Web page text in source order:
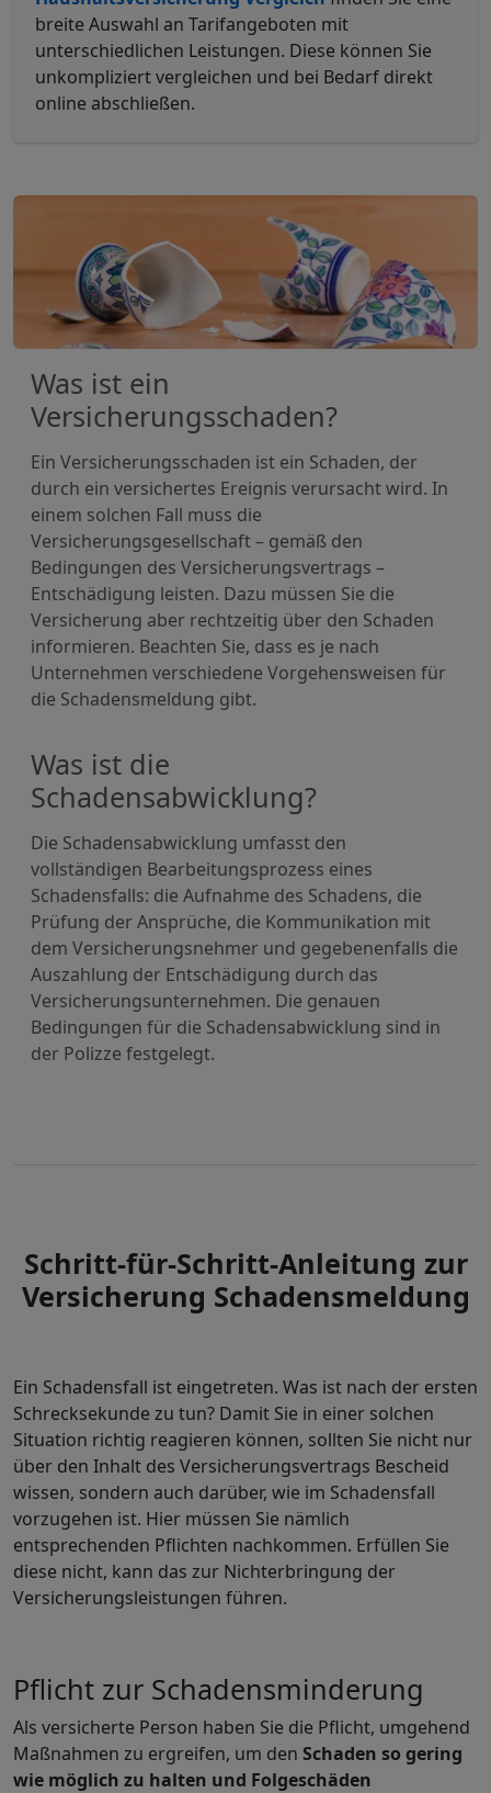
breite Auswahl an Tarifangeboten mit
unterschiedlichen Leistungen. Diese können Sie
unkompliziert vergleichen und bei Bedarf direkt
online abschließen.
Was ist ein
Versicherungsschaden?
Ein Versicherungsschaden ist ein Schaden, der
durch ein versichertes Ereignis verursacht wird. In
einem solchen Fall muss die
Versicherungsgesellschaft – gemäß den
Bedingungen des Versicherungsvertrags –
Entschädigung leisten. Dazu müssen Sie die
Versicherung aber rechtzeitig über den Schaden
informieren. Beachten Sie, dass es je nach
Unternehmen verschiedene Vorgehensweisen für
die Schadensmeldung gibt.
Was ist die
Schadensabwicklung?
Die Schadensabwicklung umfasst den
vollständigen Bearbeitungsprozess eines
Schadensfalls: die Aufnahme des Schadens, die
Prüfung der Ansprüche, die Kommunikation mit
dem Versicherungsnehmer und gegebenenfalls die
Auszahlung der Entschädigung durch das
Versicherungsunternehmen. Die genauen
Bedingungen für die Schadensabwicklung sind in
der Polizze festgelegt.
Schritt-für-Schritt-Anleitung zur
Versicherung Schadensmeldung
Ein Schadensfall ist eingetreten. Was ist nach der ersten
Schrecksekunde zu tun? Damit Sie in einer solchen
Situation richtig reagieren können, sollten Sie nicht nur
über den Inhalt des Versicherungsvertrags Bescheid
wissen, sondern auch darüber, wie im Schadensfall
vorzugehen ist. Hier müssen Sie nämlich
entsprechenden Pflichten nachkommen. Erfüllen Sie
diese nicht, kann das zur Nichterbringung der
Versicherungsleistungen führen.
Pflicht zur Schadensminderung
Als versicherte Person haben Sie die Pflicht, umgehend
Maßnahmen zu ergreifen, um den Schaden so gering
wie möglich zu halten und Folgeschäden